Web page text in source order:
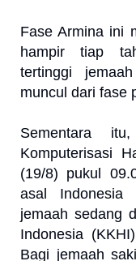
Fase Armina ini
hampir tiap
tertinggi
muncul dari fase
Sementara
Komputerisasi
(19/8) pukul
asal Indonesia
jemaah sedang
Indonesia
Bagi jemaah